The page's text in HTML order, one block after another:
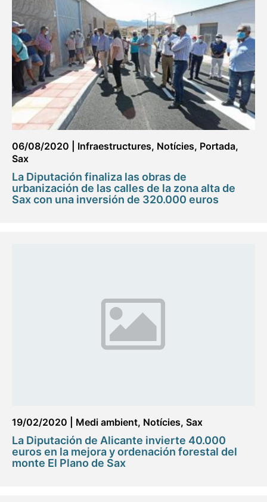
06/08/2020 Infraestructures, Notícies, Portada,
Sax
La Diputación finaliza las obras de
urbanización de las calles de la zona alta de
Sax con una inversión de 320.000 euros
19/02/2020 Medi ambient, Notícies, Sax
La Diputación de Alicante invierte 40.000
euros en la mejora y ordenación forestal del
monte El Plano de Sax